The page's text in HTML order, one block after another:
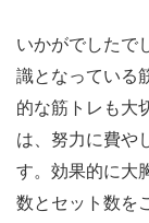
いかがでしたで
識となっている
的な筋トレも大
は、努力に費や
す。効果的に大
数とセット数を